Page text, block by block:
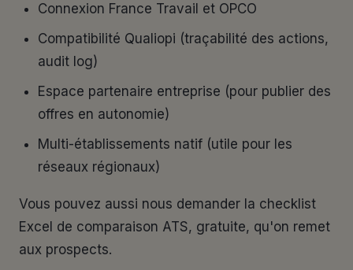
Connexion France Travail et OPCO
Compatibilité Qualiopi (traçabilité des actions,
audit log)
Espace partenaire entreprise (pour publier des
offres en autonomie)
Multi-établissements natif (utile pour les
réseaux régionaux)
Vous pouvez aussi nous demander la checklist
Excel de comparaison ATS, gratuite, qu'on remet
aux prospects.